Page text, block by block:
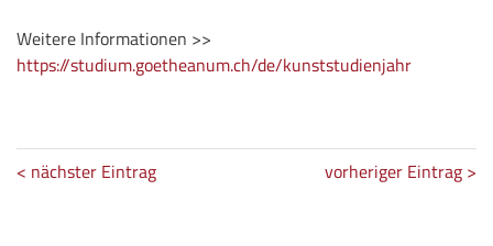
Weitere Informationen >>
https://studium.goetheanum.ch/de/kunststudienjahr
< nächster Eintrag vorheriger Eintrag >